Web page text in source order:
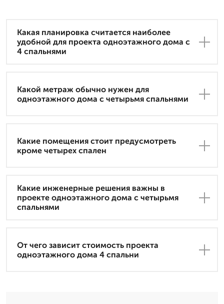
Какая планировка считается наиболее
удобной для проекта одноэтажного дома с
4 спальнями
Какой метраж обычно нужен для
одноэтажного дома с четырьмя спальнями
Какие помещения стоит предусмотреть
кроме четырех спален
Какие инженерные решения важны в
проекте одноэтажного дома с четырьмя
спальнями
От чего зависит стоимость проекта
одноэтажного дома 4 спальни